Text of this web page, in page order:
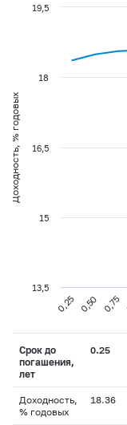
Доходность, % годовых
0,25 0,50 0,75
13,5
15
16,5
18
19,5
Срок до
погашения,
лет
0.25
Доходность,
% годовых
18.36